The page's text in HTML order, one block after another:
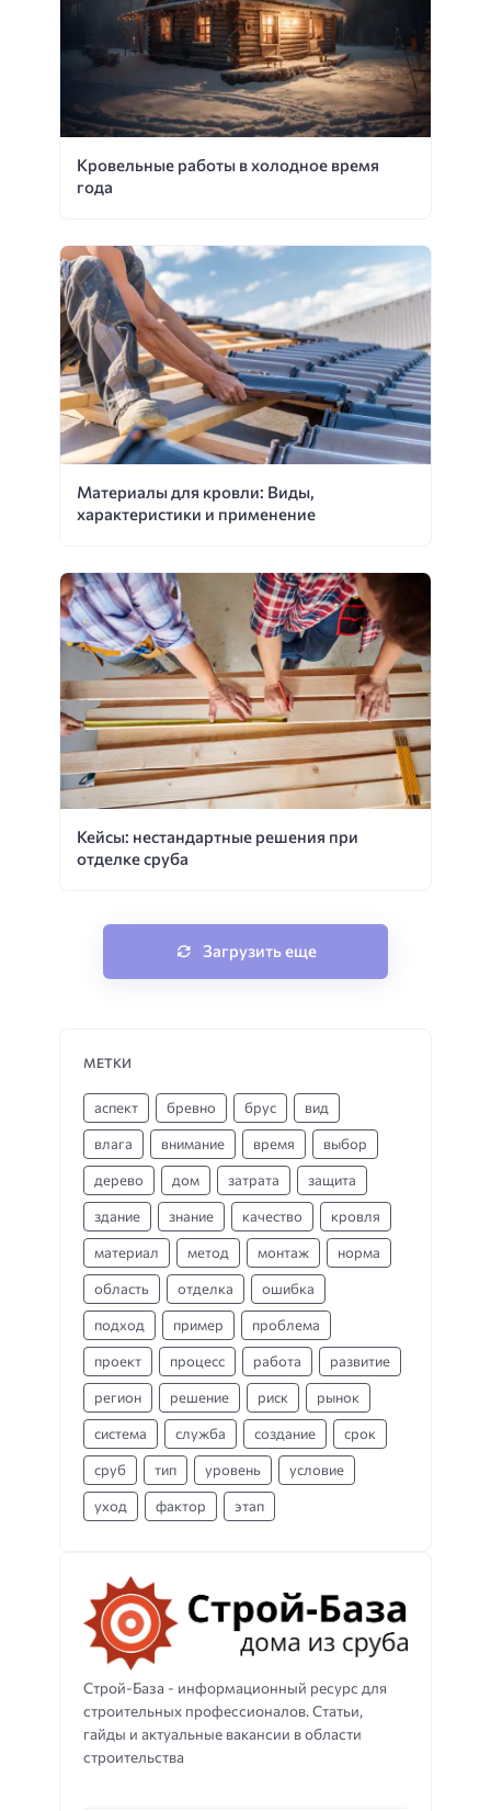
Кровельные работы в холодное время
года
Материалы для кровли: Виды,
характеристики и применение
Кейсы: нестандартные решения при
отделке сруба
Загрузить еще
Строй-База - информационный ресурс для
строительных профессионалов. Статьи,
гайды и актуальные вакансии в области
строительства
МЕТКИ
аспект бревно брус вид
влага внимание время выбор
дерево дом затрата защита
здание знание качество кровля
материал метод монтаж норма
область отделка ошибка
подход пример проблема
проект процесс работа развитие
регион решение риск рынок
система служба создание срок
сруб тип уровень условие
уход фактор этап